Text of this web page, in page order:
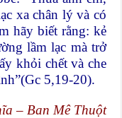
xa chân lý và có
hãy biết rằng: kẻ
lầm lạc mà trở
khỏi chết và che
5,19-20).
– Ban Mê Thuột